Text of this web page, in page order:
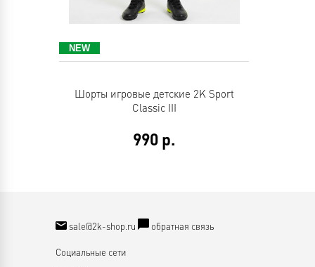
Шорты игровые детские 2K Sport
Classic III
990р.
sale@2k-shop.ru обратная связь
Социальные сети